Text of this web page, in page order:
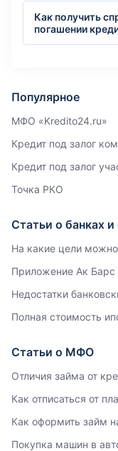
Как получить
погашении
Популярное
МФО «Kredito24.ru»
Кредит под залог
Кредит под залог
Точка РКО
Статьи о банках
На какие цели можно
Приложение Ак Барс
Недостатки
Полная стоимость
Статьи о МФО
Отличия займа от
Как отписаться от
Как оформить займ
Покупка машин в